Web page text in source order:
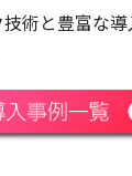
術と豊富な